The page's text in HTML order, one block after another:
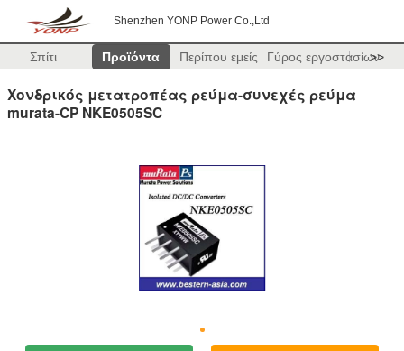
Shenzhen YONP Power Co.,Ltd
Σπίτι Προϊόντα Περίπου εμείς Γύρος εργοστασίων
>>
Χονδρικός μετατροπέας ρεύμα-συνεχές ρεύμα
murata-CP NKE0505SC